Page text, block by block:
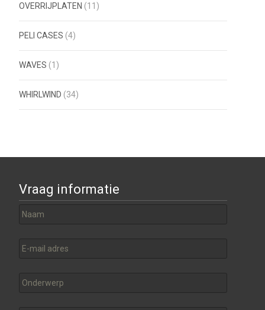
OVERRIJPLATEN (11)
PELI CASES (4)
WAVES (1)
WHIRLWIND (34)
Vraag informatie